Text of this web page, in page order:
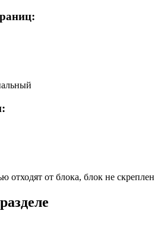
отходят от блока, блок не скреплен